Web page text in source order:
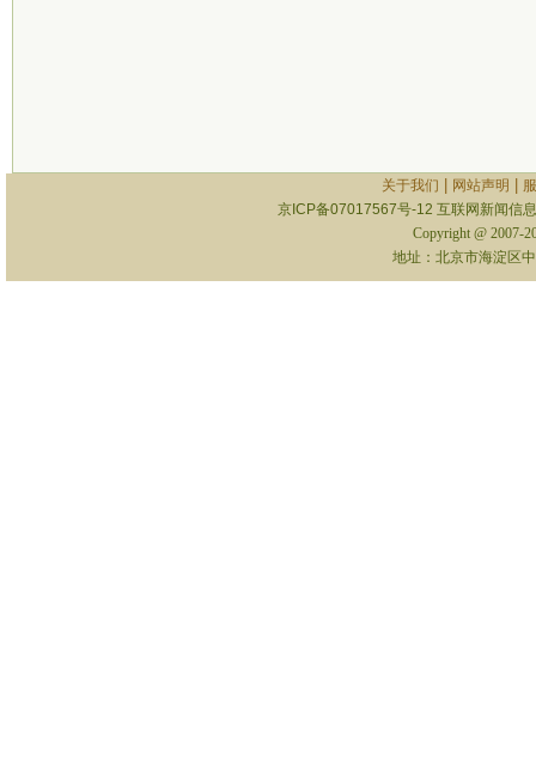
关于我们 网站声明
京ICP备07017567号-12 互联网新闻信
Copyright @ 2007-
地址：北京市海淀区